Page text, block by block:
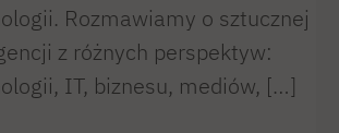
Rozmawiamy o sztucznej
z różnych perspektyw:
IT, biznesu, mediów, […]